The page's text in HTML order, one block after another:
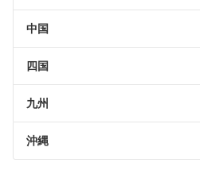
中国
四国
九州
沖縄